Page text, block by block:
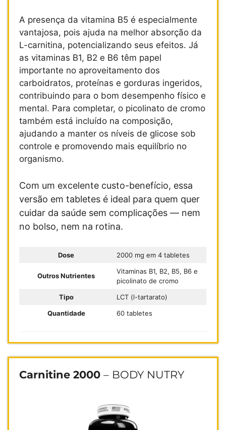
A presença da vitamina B5 é especialmente
vantajosa, pois ajuda na melhor absorção da
L-carnitina, potencializando seus efeitos. Já
as vitaminas B1, B2 e B6 têm papel
importante no aproveitamento dos
carboidratos, proteínas e gorduras ingeridos,
contribuindo para o bom desempenho físico e
mental. Para completar, o picolinato de cromo
também está incluído na composição,
ajudando a manter os níveis de glicose sob
controle e promovendo mais equilíbrio no
organismo.
Com um excelente custo-benefício, essa
versão em tabletes é ideal para quem quer
cuidar da saúde sem complicações — nem
no bolso, nem na rotina.
Dose 2000 mg em 4 tabletes
Outros Nutrientes
Vitaminas B1, B2, B5, B6 e
picolinato de cromo
Tipo
LCT (l-tartarato)
Quantidade
60 tabletes
Carnitine 2000 – BODY NUTRY